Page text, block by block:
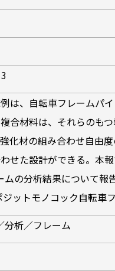
は、自転車フレームパ
合材料は、それらのも
化材の組み合わせ自由
せた設計ができる。本
ムの分析結果について報
ットモノコック自転車
分析／フレーム